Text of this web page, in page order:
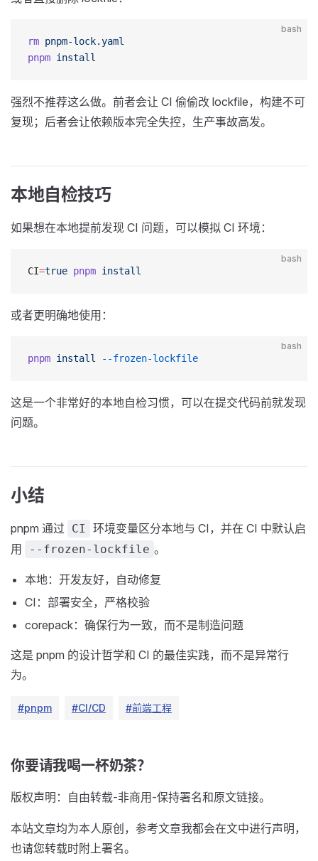
bash
rm pnpm-lock.yaml
pnpm install
强烈不推荐这么做。前者会让 CI 偷偷改 lockfile，构建不可
复现；后者会让依赖版本完全失控，生产事故高发。
本地自检技巧
如果想在本地提前发现 CI 问题，可以模拟 CI 环境：
bash
CI=true pnpm install
或者更明确地使用：
bash
pnpm install --frozen-lockfile
这是一个非常好的本地自检习惯，可以在提交代码前就发现
问题。
小结
pnpm 通过 CI
环境变量区分本地与 CI，并在 CI 中默认启
用
--frozen-lockfile 。
本地：开发友好，自动修复
CI：部署安全，严格校验
corepack：确保行为一致，而不是制造问题
这是 pnpm 的设计哲学和 CI 的最佳实践，而不是异常行
为。
#pnpm #CI/CD #前端工程
你要请我喝一杯奶茶？
版权声明：自由转载-非商用-保持署名和原文链接。
本站文章均为本人原创，参考文章我都会在文中进行声明，
也请您转载时附上署名。